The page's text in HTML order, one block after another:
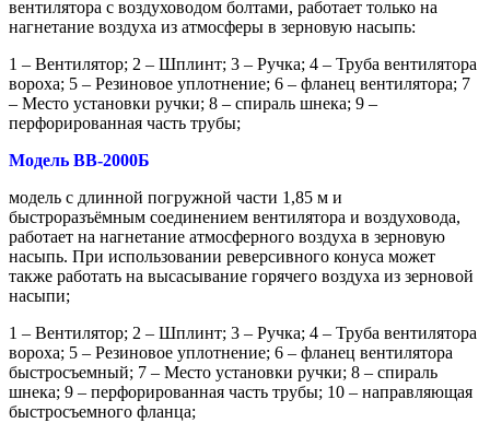
вентилятора с воздуховодом болтами, работает только на
нагнетание воздуха из атмосферы в зерновую насыпь:
1 – Вентилятор; 2 – Шплинт; 3 – Ручка; 4 – Труба вентилятора
вороха; 5 – Резиновое уплотнение; 6 – фланец вентилятора; 7
– Место установки ручки; 8 – спираль шнека; 9 –
перфорированная часть трубы;
Модель ВВ-2000Б
модель с длинной погружной части 1,85 м и
быстроразъёмным соединением вентилятора и воздуховода,
работает на нагнетание атмосферного воздуха в зерновую
насыпь. При использовании реверсивного конуса может
также работать на высасывание горячего воздуха из зерновой
насыпи;
1 – Вентилятор; 2 – Шплинт; 3 – Ручка; 4 – Труба вентилятора
вороха; 5 – Резиновое уплотнение; 6 – фланец вентилятора
быстросъемный; 7 – Место установки ручки; 8 – спираль
шнека; 9 – перфорированная часть трубы; 10 – направляющая
быстросъемного фланца;